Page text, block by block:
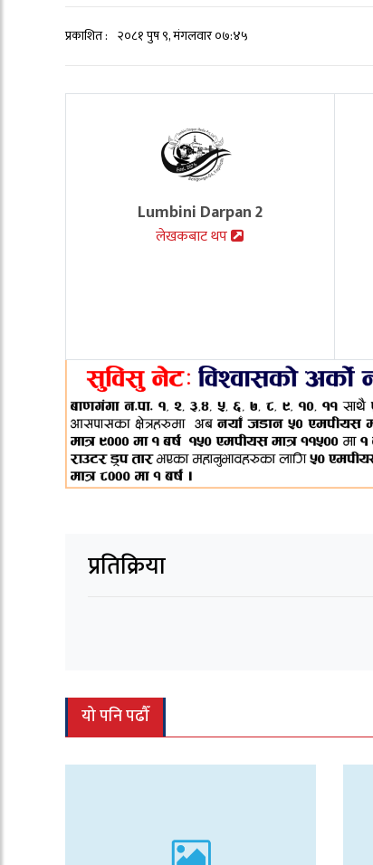
प्रकाशित : २०८१ पुष ९, मंगलवार ०७:४५
Lumbini Darpan 2
लेखकबाट थप
प्रतिक्रिया
यो पनि पढौँ